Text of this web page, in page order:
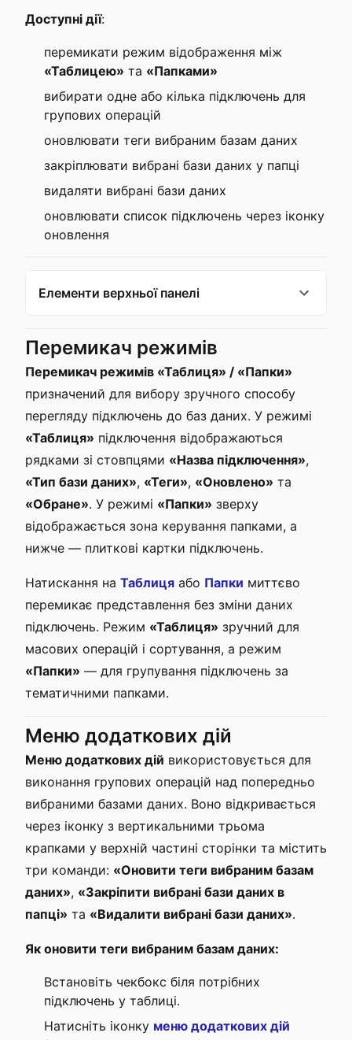
Доступні дії:
перемикати режим відображення між
«Таблицею» та «Папками»
вибирати одне або кілька підключень для
групових операцій
оновлювати теги вибраним базам даних
закріплювати вибрані бази даних у папці
видаляти вибрані бази даних
оновлювати список підключень через іконку
оновлення
Елементи верхньої панелі
Перемикач режимів
Перемикач режимів «Таблиця» / «Папки»
призначений для вибору зручного способу
перегляду підключень до баз даних. У режимі
«Таблиця» підключення відображаються
рядками зі стовпцями «Назва підключення»,
«Тип бази даних», «Теги», «Оновлено» та
«Обране». У режимі «Папки» зверху
відображається зона керування папками, а
нижче — плиткові картки підключень.
Натискання на Таблиця або Папки миттєво
перемикає представлення без зміни даних
підключень. Режим «Таблиця» зручний для
масових операцій і сортування, а режим
«Папки» — для групування підключень за
тематичними папками.
Меню додаткових дій
Меню додаткових дій використовується для
виконання групових операцій над попередньо
вибраними базами даних. Воно відкривається
через іконку з вертикальними трьома
крапками у верхній частині сторінки та містить
три команди: «Оновити теги вибраним базам
даних», «Закріпити вибрані бази даних в
папці» та «Видалити вибрані бази даних».
Як оновити теги вибраним базам даних:
Встановіть чекбокс біля потрібних
підключень у таблиці.
Натисніть іконку меню додаткових дій